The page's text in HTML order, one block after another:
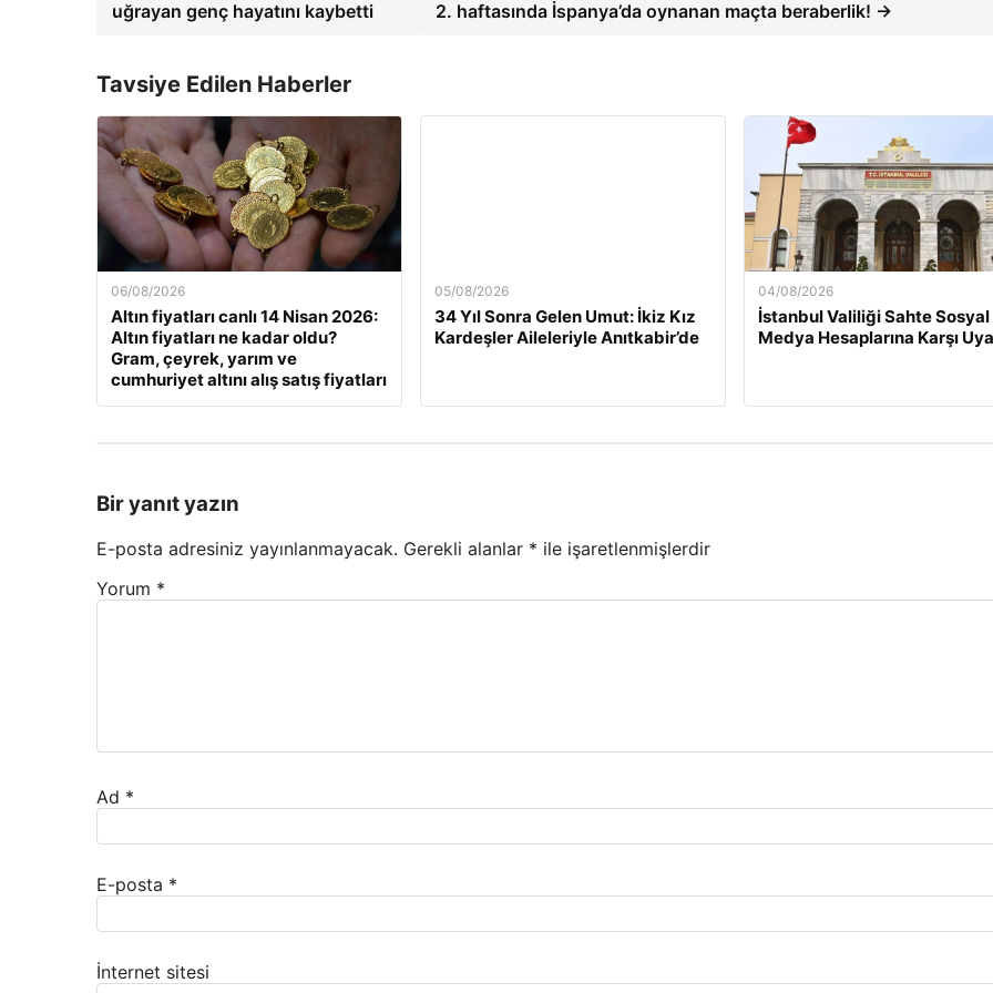
uğrayan genç hayatını kaybetti 2. haftasında İspanya’da oynanan maçta beraberlik! →
Tavsiye Edilen Haberler
06/08/2026
Altın fiyatları canlı 14 Nisan 2026:
Altın fiyatları ne kadar oldu?
Gram, çeyrek, yarım ve
cumhuriyet altını alış satış fiyatları
05/08/2026
34 Yıl Sonra Gelen Umut: İkiz Kız
Kardeşler Aileleriyle Anıtkabir’de
04/08/2026
İstanbul Valiliği Sahte Sosyal
Medya Hesaplarına Karşı
Bir yanıt yazın
E-posta adresiniz yayınlanmayacak. Gerekli alanlar * ile işaretlenmişlerdir
Yorum *
Ad *
E-posta *
İnternet sitesi